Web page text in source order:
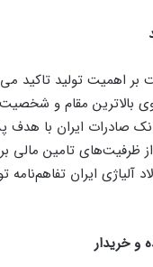
بر اهمیت تولید تاکید
بالاترین مقام و شخصیت
صادرات ایران با هدف
ظرفیت‌های تامین مالی
آلیاژی ایران
و خریدار